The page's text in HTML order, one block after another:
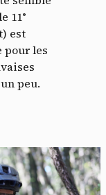
11°
est
les
peu.